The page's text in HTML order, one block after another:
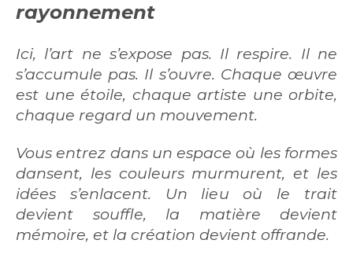
rayonnement
Ici, l’art ne s’expose pas. Il respire. Il ne
s’accumule pas. Il s’ouvre. Chaque œuvre
est une étoile, chaque artiste une orbite,
chaque regard un mouvement.
Vous entrez dans un espace où les formes
dansent, les couleurs murmurent, et les
idées s’enlacent. Un lieu où le trait
devient souffle, la matière devient
mémoire, et la création devient offrande.